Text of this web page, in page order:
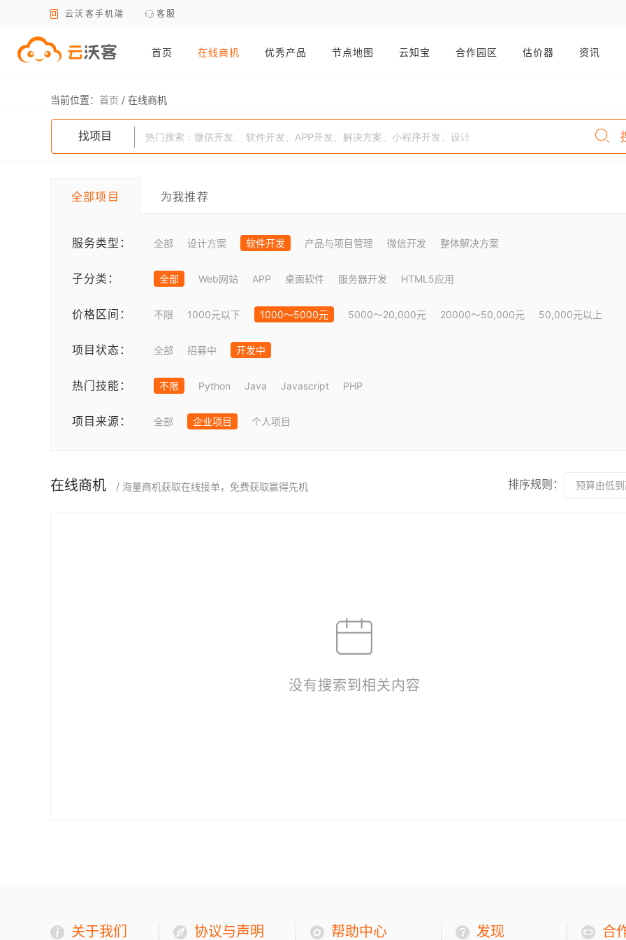
云沃客手机端 客服
首页 在线商机 优秀产品 节点地图 云知宝 合作园区 估价器 资讯
当前位置： 首页 / 在线商机
找项目
全部项目 为我推荐
服务类型： 全部 设计方案 软件开发 产品与项目管理 微信开发 整体解决方案
子分类： 全部 Web网站 APP 桌面软件 服务器开发 HTML5应用
价格区间： 不限 1000元以下 1000～5000元 5000～20,000元 20000～50,000元 50,000元以上
项目状态： 全部 招募中 开发中
热门技能： 不限 Python Java Javascript PHP
项目来源： 全部 企业项目 个人项目
在线商机 / 海量商机获取在线接单，免费获取赢得先机 排序规则： 预算由低
没有搜索到相关内容
关于我们 协议与声明 帮助中心 发现 合